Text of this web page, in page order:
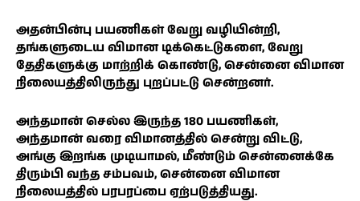
அதன்பின்பு பயணிகள் வேறு வழியின்றி,
தங்களுடைய விமான டிக்கெட்டுகளை, வேறு
தேதிகளுக்கு மாற்றிக் கொண்டு, சென்னை விமான
நிலையத்திலிருந்து புறப்பட்டு சென்றனர்.
அந்தமான் செல்ல இருந்த 180 பயணிகள்,
அந்தமான் வரை விமானத்தில் சென்று விட்டு,
அங்கு இறங்க முடியாமல், மீண்டும் சென்னைக்கே
திரும்பி வந்த சம்பவம், சென்னை விமான
நிலையத்தில் பரபரப்பை ஏற்படுத்தியது.